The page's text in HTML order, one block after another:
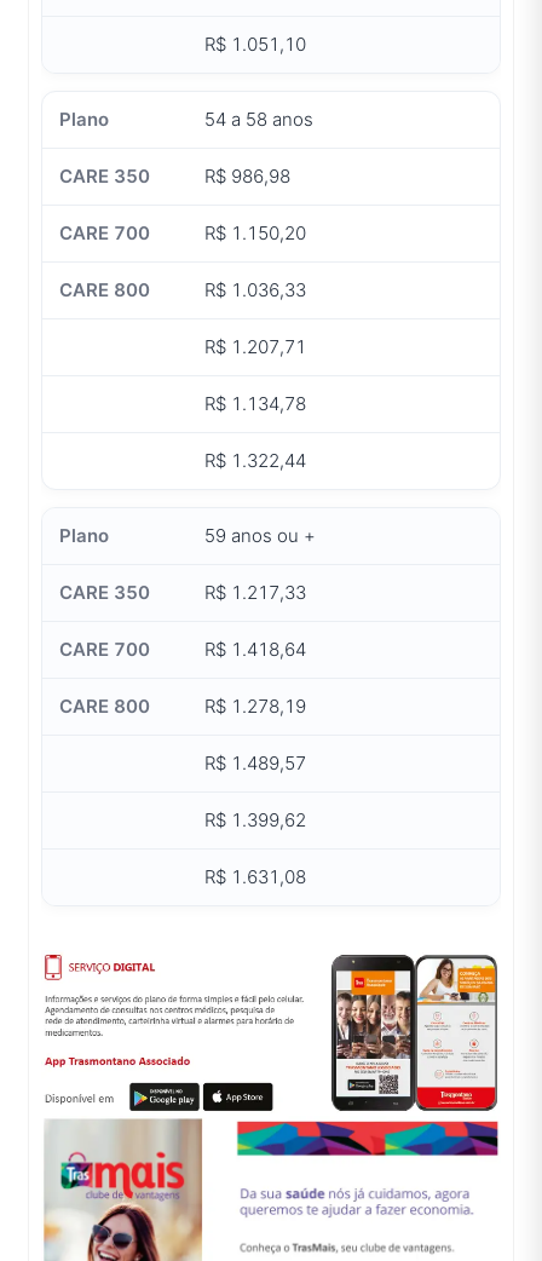
R$ 1.051,10
54 a 58 anos
R$ 986,98
R$ 1.150,20
R$ 1.036,33
R$ 1.207,71
R$ 1.134,78
R$ 1.322,44
59 anos ou +
R$ 1.217,33
R$ 1.418,64
R$ 1.278,19
R$ 1.489,57
R$ 1.399,62
R$ 1.631,08